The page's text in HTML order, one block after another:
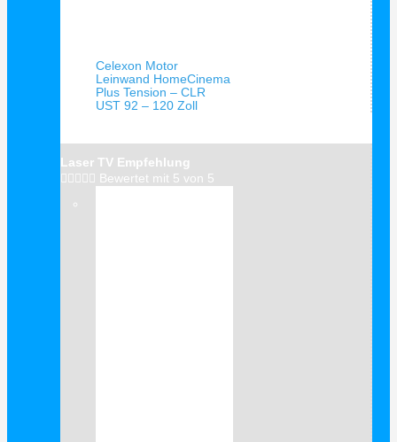
Celexon Motor
Leinwand HomeCinema
Plus Tension – CLR
UST 92 – 120 Zoll
Laser TV Empfehlung
     Bewertet mit 5 von 5